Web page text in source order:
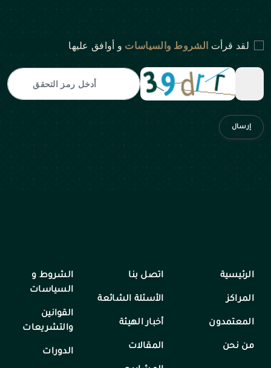
لقد قرأت الشروط والسياسات و أوافق عليها
إرسال
الرئيسية
المراكز
المعتمدون
من نحن
اتصل بنا
الأسئلة الشائعة
أخبار الهيئة
المقالات
الشروط و
السياسات
القوانين
والتشريعات
الدورات